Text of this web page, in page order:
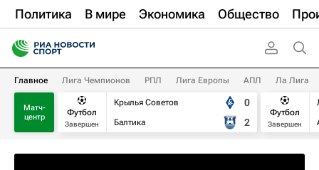
Политика В мире Экономика Общество
Главное Лига Чемпионов РПЛ Лига Европы АПЛ Ла Лига
Матч-
центр
Футбол
Завершен
Крылья Советов
Балтика
0
2
Футбол
Завершен